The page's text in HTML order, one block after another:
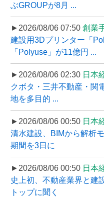
ぶGROUPが8月 ...
►2026/08/06 07:50 創業
建設用3Dプリンター「
「Polyuse」が11億円 ...
►2026/08/06 02:30 日本
クボタ・三井不動産・関
地を多目的 ...
►2026/08/06 00:50 日本
清水建設、BIMから解析
期間を3日に
►2026/08/06 00:50 日本
史上初、不動産業界と建
トップに聞く